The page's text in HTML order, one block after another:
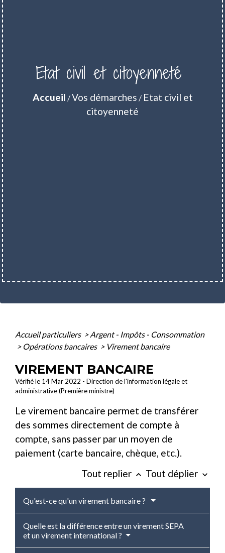
Etat civil et citoyenneté
Accueil /Vos démarches / Etat civil et
citoyenneté
Accueil particuliers > Argent - Impôts - Consommation
> Opérations bancaires > Virement bancaire
VIREMENT BANCAIRE
Vérifié le 14 Mar 2022 - Direction de l'information légale et
administrative (Première ministre)
Le virement bancaire permet de transférer
des sommes directement de compte à
compte, sans passer par un moyen de
paiement (carte bancaire, chèque, etc.).
Tout replier keyboard_arrow_up Tout déplier keyboard_arrow_down
Qu'est-ce qu'un virement bancaire ?
Quelle est la différence entre un virement SEPA
et un virement international ?